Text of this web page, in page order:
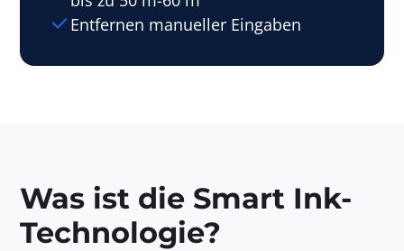
Entfernen manueller Eingaben
Was ist die Smart Ink-
Technologie?